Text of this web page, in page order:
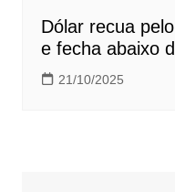
Dólar recua
e fecha abaixo
21/10/2025